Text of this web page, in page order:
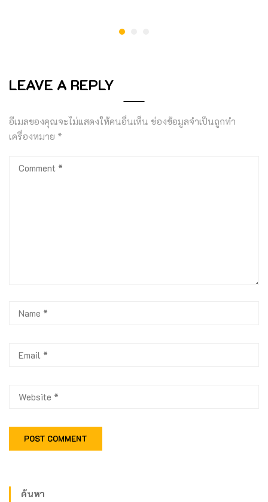
LEAVE A REPLY
อีเมลของคุณจะไม่แสดงให้คนอื่นเห็น ช่องข้อมูลจำเป็นถูกทำ
เครื่องหมาย *
ค้นหา